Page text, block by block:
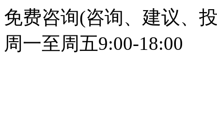
免费咨询(咨询、建议、
周一至周五9:00-18:00